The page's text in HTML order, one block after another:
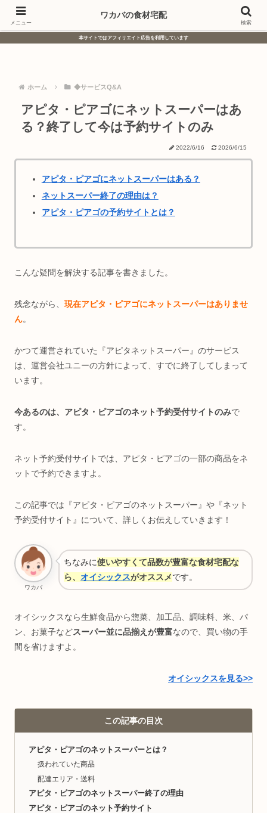
本サイトではアフィリエイト広告を利用しています
ホーム ◆サービスQ&A
アピタ・ピアゴにネットスーパーはあ
る？終了して今は予約サイトのみ
2022/6/16 2026/6/15
アピタ・ピアゴにネットスーパーはある？
ネットスーパー終了の理由は？
アピタ・ピアゴの予約サイトとは？
こんな疑問を解決する記事を書きました。
残念ながら、 現在アピタ・ピアゴにネットスーパーはありませ
ん。
かつて運営されていた『アピタネットスーパー』のサービス
は、運営会社ユニーの方針によって、すでに終了してしまって
います。
今あるのは、アピタ・ピアゴのネット予約受付サイトのみで
す。
ネット予約受付サイトでは、アピタ・ピアゴの一部の商品をネ
ットで予約できますよ。
この記事では『アピタ・ピアゴのネットスーパー』や『ネット
予約受付サイト』について、詳しくお伝えしていきます！
ワカバ
ちなみに使いやすくて品数が豊富な食材宅配な
ら、 オイシックスがオススメです。
オイシックスなら生鮮食品から惣菜、加工品、調味料、米、パ
ン、お菓子などスーパー並に品揃えが豊富なので、買い物の手
間を省けますよ。
オイシックスを見る>>
この記事の目次
アピタ・ピアゴのネットスーパーとは？
扱われていた商品
配達エリア・送料
アピタ・ピアゴのネットスーパー終了の理由
アピタ・ピアゴのネット予約サイト
メニュー
ワカバの食材宅配
検索